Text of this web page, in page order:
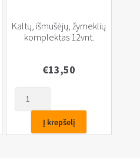
Kaltų, išmušėjų, žymeklių
komplektas 12vnt.
€13,50
išmušėjų,
Į krepšelį